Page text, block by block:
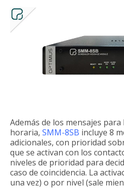
Además de los mensajes
horaria, SMM-8SB incluye 8
adicionales, con prioridad
que se activan con los
niveles de prioridad para
caso de coincidencia. La
una vez) o por nivel (sale